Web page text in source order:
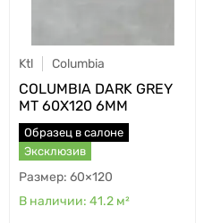
Ktl Columbia
COLUMBIA DARK GREY
MT 60X120 6MM
Образец в салоне
Эксклюзив
60×120
41.2 м²